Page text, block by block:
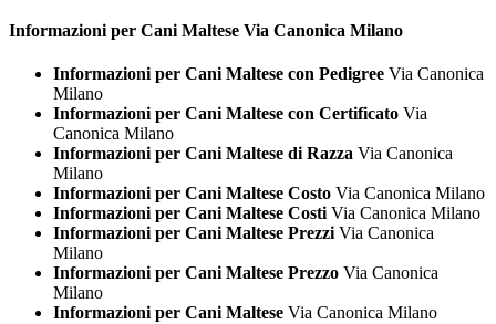
Informazioni per Cani Maltese Via Canonica Milano
Informazioni per Cani Maltese con Pedigree Via Canonica
Milano
Informazioni per Cani Maltese con Certificato Via
Canonica Milano
Informazioni per Cani Maltese di Razza Via Canonica
Milano
Informazioni per Cani Maltese Costo Via Canonica Milano
Informazioni per Cani Maltese Costi Via Canonica Milano
Informazioni per Cani Maltese Prezzi Via Canonica
Milano
Informazioni per Cani Maltese Prezzo Via Canonica
Milano
Informazioni per Cani Maltese Via Canonica Milano